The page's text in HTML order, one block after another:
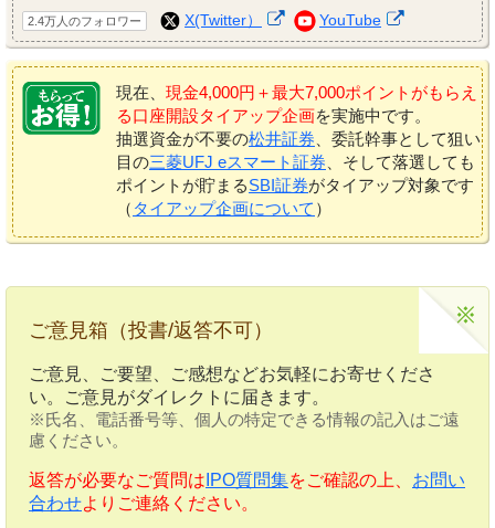
2.4万人のフォロワー X(Twitter） YouTube
現在、 現金4,000円＋最大7,000ポイントがもらえ
る口座開設タイアップ企画を実施中です。
抽選資金が不要の松井証券、委託幹事として狙い
目の三菱UFJ eスマート証券、そして落選しても
ポイントが貯まるSBI証券がタイアップ対象です
（ タイアップ企画について ）
ご意見箱（投書/返答不可）
ご意見、ご要望、ご感想などお気軽にお寄せくださ
い。ご意見がダイレクトに届きます。
※氏名、電話番号等、個人の特定できる情報の記入はご遠
慮ください。
返答が必要なご質問は IPO質問集をご確認の上、 お問い
合わせよりご連絡ください。